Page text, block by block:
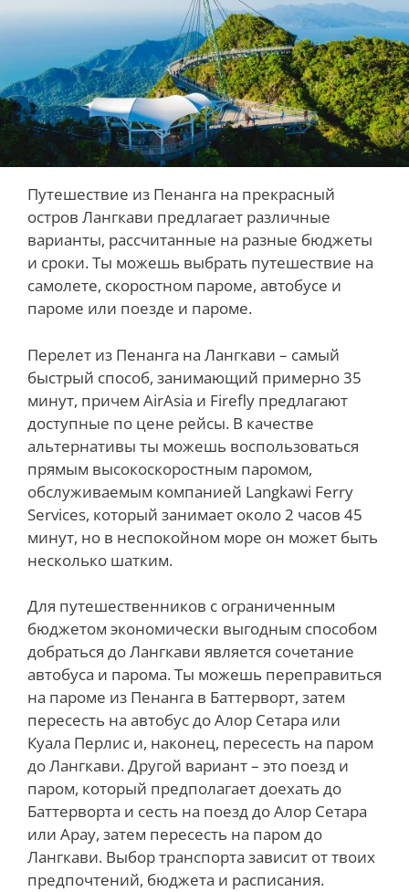
Путешествие из Пенанга на прекрасный
остров Лангкави предлагает различные
варианты, рассчитанные на разные бюджеты
и сроки. Ты можешь выбрать путешествие на
самолете, скоростном пароме, автобусе и
пароме или поезде и пароме.
Перелет из Пенанга на Лангкави – самый
быстрый способ, занимающий примерно 35
минут, причем AirAsia и Firefly предлагают
доступные по цене рейсы. В качестве
альтернативы ты можешь воспользоваться
прямым высокоскоростным паромом,
обслуживаемым компанией Langkawi Ferry
Services, который занимает около 2 часов 45
минут, но в неспокойном море он может быть
несколько шатким.
Для путешественников с ограниченным
бюджетом экономически выгодным способом
добраться до Лангкави является сочетание
автобуса и парома. Ты можешь переправиться
на пароме из Пенанга в Баттерворт, затем
пересесть на автобус до Алор Сетара или
Куала Перлис и, наконец, пересесть на паром
до Лангкави. Другой вариант – это поезд и
паром, который предполагает доехать до
Баттерворта и сесть на поезд до Алор Сетара
или Арау, затем пересесть на паром до
Лангкави. Выбор транспорта зависит от твоих
предпочтений, бюджета и расписания.